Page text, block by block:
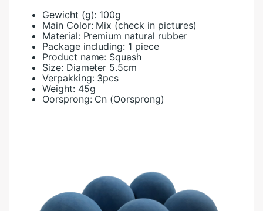
Gewicht (g): 100g
Main Color: Mix (check in pictures)
Material: Premium natural rubber
Package including: 1 piece
Product name: Squash
Size: Diameter 5.5cm
Verpakking: 3pcs
Weight: 45g
Oorsprong: Cn (Oorsprong)